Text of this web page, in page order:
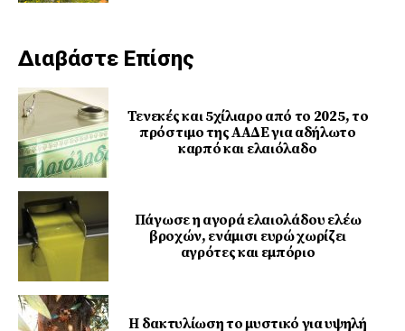
Διαβάστε Επίσης
Τενεκές και 5χίλιαρο από το 2025, το
πρόστιμο της ΑΑΔΕ για αδήλωτο
καρπό και ελαιόλαδο
Πάγωσε η αγορά ελαιολάδου ελέω
βροχών, ενάμισι ευρώ χωρίζει
αγρότες και εμπόριο
Η δακτυλίωση το μυστικό για υψηλή